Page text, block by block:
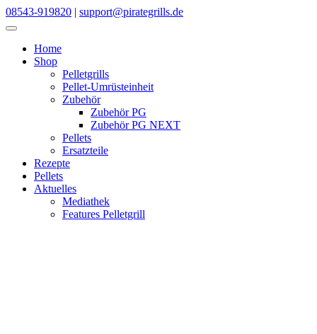
Skip
to
08543-919820 | support@pirategrills.de
Home
Shop
Pelletgrills
Pellet-Umrüsteinheit
Zubehör
Zubehör PG
Zubehör PG NEXT
Pellets
Ersatzteile
Rezepte
Pellets
Aktuelles
Mediathek
Features Pelletgrill